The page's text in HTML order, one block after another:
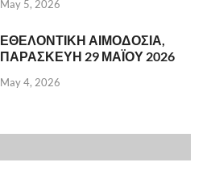
May 5, 2026
ΕΘΕΛΟΝΤΙΚΗ ΑΙΜΟΔΟΣΙΑ,
ΠΑΡΑΣΚΕΥΗ 29 ΜΑΪΟΥ 2026
May 4, 2026